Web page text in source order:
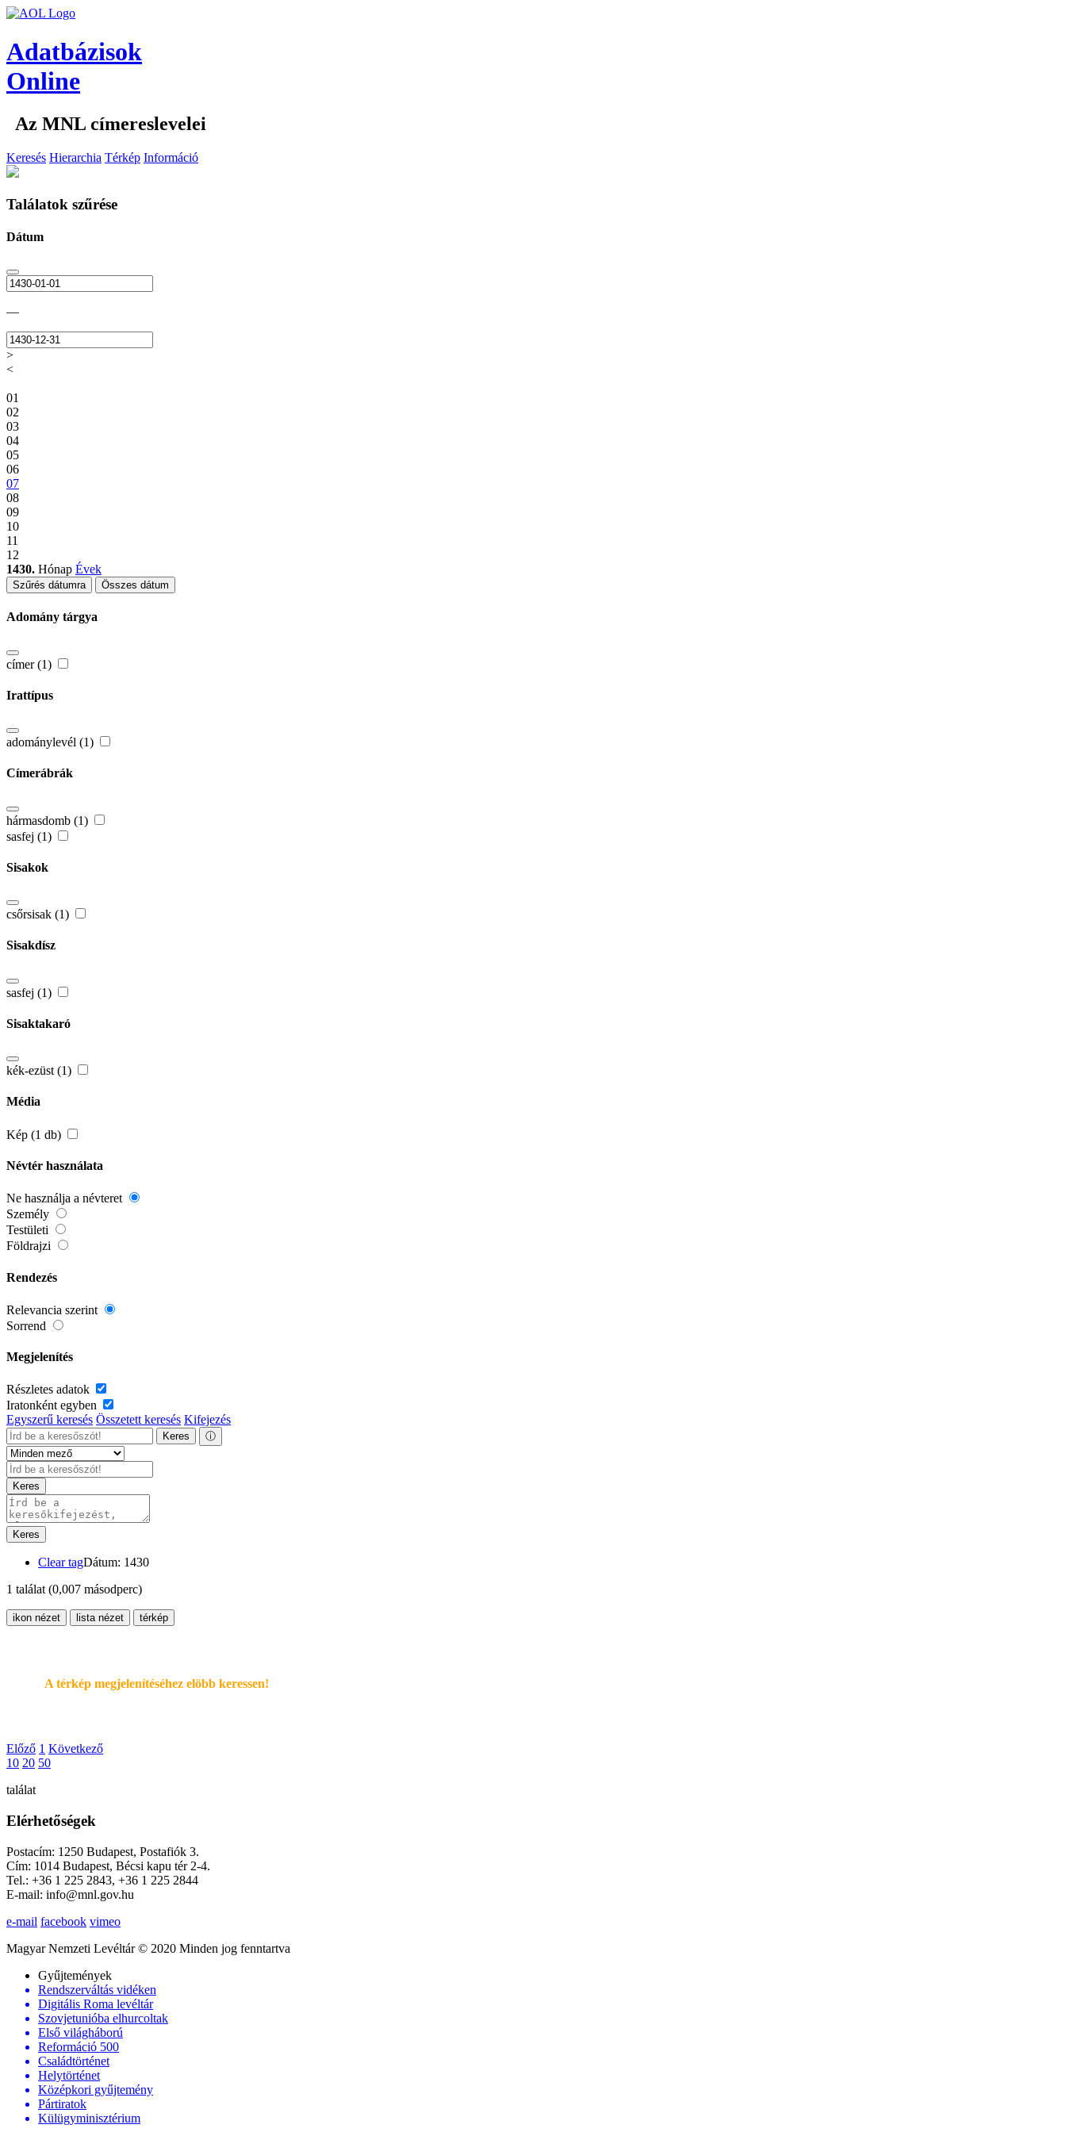
Adatbázisok
Online
Az MNL címereslevelei
Keresés Hierarchia Térkép Információ
Találatok szűrése
Dátum
—
>
<
01
02
03
04
05
06
07
08
09
10
11
12
1430. Hónap Évek
Szűrés dátumra Összes dátum
Adomány tárgya
címer (1)
Irattípus
adománylevél (1)
Címerábrák
hármasdomb (1)
sasfej (1)
Sisakok
csőrsisak (1)
Sisakdísz
sasfej (1)
Sisaktakaró
kék-ezüst (1)
Média
Kép (1 db)
Névtér használata
Ne használja a névteret
Személy
Testületi
Földrajzi
Rendezés
Relevancia szerint
Sorrend
Megjelenítés
Részletes adatok
Iratonként egyben
Egyszerű keresés Összetett keresés Kifejezés
Keres ⓘ
Keres
Keres
Clear tagDátum: 1430
1 találat (0,007 másodperc)
ikon nézet lista nézet térkép
A térkép megjelenítéséhez elöbb keressen!
Előző 1 Következő
10 20 50
találat
Elérhetőségek
Postacím: 1250 Budapest, Postafiók 3.
Cím: 1014 Budapest, Bécsi kapu tér 2-4.
Tel.: +36 1 225 2843, +36 1 225 2844
E-mail: info@mnl.gov.hu
e-mail facebook vimeo
Magyar Nemzeti Levéltár © 2020 Minden jog fenntartva
Gyűjtemények
Rendszerváltás vidéken
Digitális Roma levéltár
Szovjetunióba elhurcoltak
Első világháború
Reformáció 500
Családtörténet
Helytörténet
Középkori gyűjtemény
Pártiratok
Külügyminisztérium